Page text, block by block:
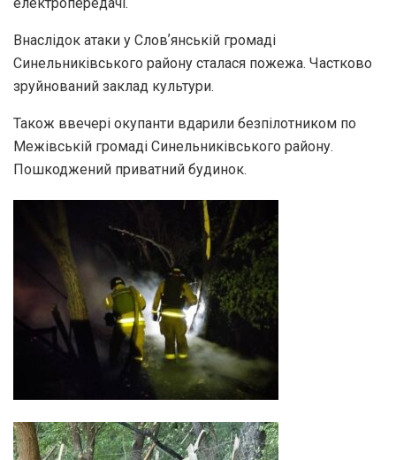
Внаслідок атаки у Словʼянській громаді
Синельниківського району сталася пожежа. Частково
зруйнований заклад культури.
Також ввечері окупанти вдарили безпілотником по
Межівській громаді Синельниківського району.
Пошкоджений приватний будинок.